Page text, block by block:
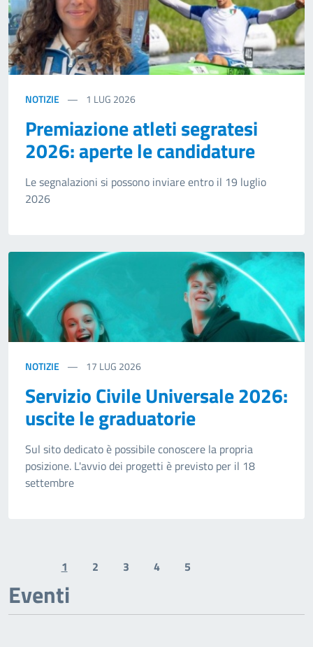
NOTIZIE 1 LUG 2026
Premiazione atleti segratesi
2026: aperte le candidature
Le segnalazioni si possono inviare entro il 19 luglio
2026
NOTIZIE 17 LUG 2026
Servizio Civile Universale 2026:
uscite le graduatorie
Sul sito dedicato è possibile conoscere la propria
posizione. L'avvio dei progetti è previsto per il 18
settembre
Previous page
1 2 3 4 5
Eventi